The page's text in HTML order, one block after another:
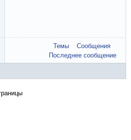
Темы
Сообщения
Последнее сообщение